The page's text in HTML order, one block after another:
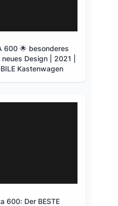
600 🌟 besonderes
Design | 2021 |
Kastenwagen
600: Der BESTE